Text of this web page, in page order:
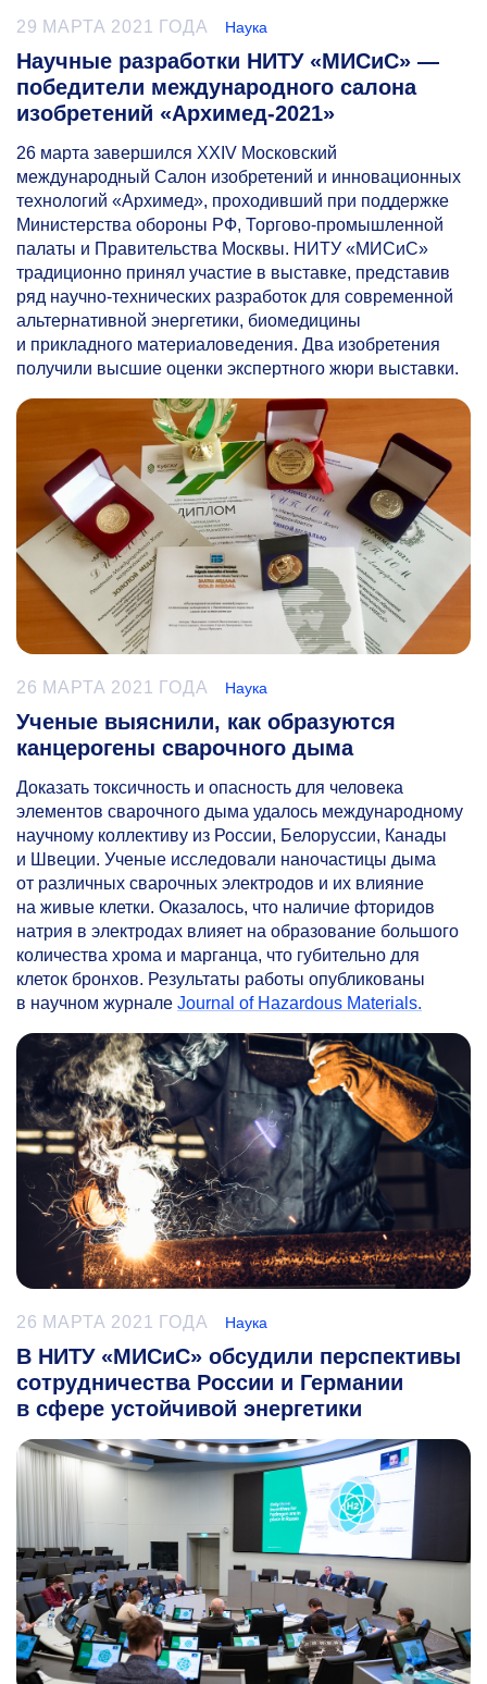
29 МАРТА 2021 ГОДА Наука
Научные разработки НИТУ «МИСиС» —
победители международного салона
изобретений «Архимед-2021»
26 марта завершился XXIV Московский
международный Салон изобретений и инновационных
технологий «Архимед», проходивший при поддержке
Министерства обороны РФ, Торгово-промышленной
палаты и Правительства Москвы. НИТУ «МИСиС»
традиционно принял участие в выставке, представив
ряд научно-технических разработок для современной
альтернативной энергетики, биомедицины
и прикладного материаловедения. Два изобретения
получили высшие оценки экспертного жюри выставки.
26 МАРТА 2021 ГОДА Наука
Ученые выяснили, как образуются
канцерогены сварочного дыма
Доказать токсичность и опасность для человека
элементов сварочного дыма удалось международному
научному коллективу из России, Белоруссии, Канады
и Швеции. Ученые исследовали наночастицы дыма
от различных сварочных электродов и их влияние
на живые клетки. Оказалось, что наличие фторидов
натрия в электродах влияет на образование большого
количества хрома и марганца, что губительно для
клеток бронхов. Результаты работы опубликованы
в научном журнале Journal of Hazardous Materials.
26 МАРТА 2021 ГОДА Наука
В НИТУ «МИСиС» обсудили перспективы
сотрудничества России и Германии
в сфере устойчивой энергетики